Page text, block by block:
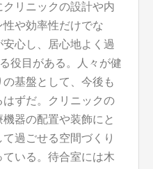
リニックの設計や内
や効率性だけでな
心し、居心地よく過
役目がある。人々が健
基盤として、今後も
ずだ。クリニックの
器の配置や装飾にと
過ごせる空間づくり
いる。待合室には木